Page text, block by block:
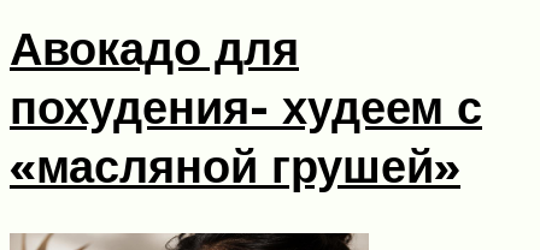
Авокадо для
похудения- худеем с
«масляной грушей»